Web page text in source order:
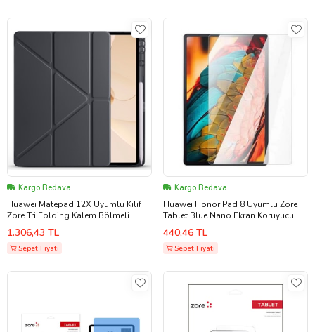
Kargo Bedava
Huawei Matepad 12X Uyumlu Kılıf
Zore Tri Folding Kalem Bölmeli
Standlı Kılıf (Siyah)
1.306,43 TL
Sepet Fiyatı
Kargo Bedava
Huawei Honor Pad 8 Uyumlu Zore
Tablet Blue Nano Ekran Koruyucu
(Renksiz)
440,46 TL
Sepet Fiyatı